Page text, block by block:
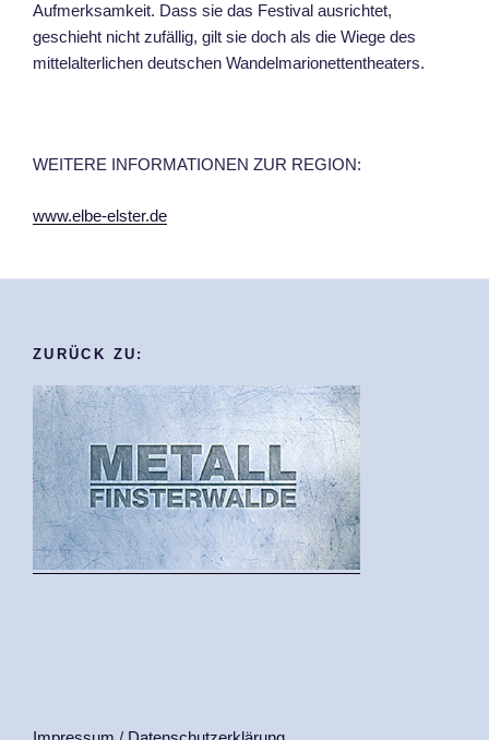
Aufmerksamkeit. Dass sie das Festival ausrichtet,
geschieht nicht zufällig, gilt sie doch als die Wiege des
mittelalterlichen deutschen Wandelmarionettentheaters.
WEITERE INFORMATIONEN ZUR REGION:
www.elbe-elster.de
ZURÜCK ZU: